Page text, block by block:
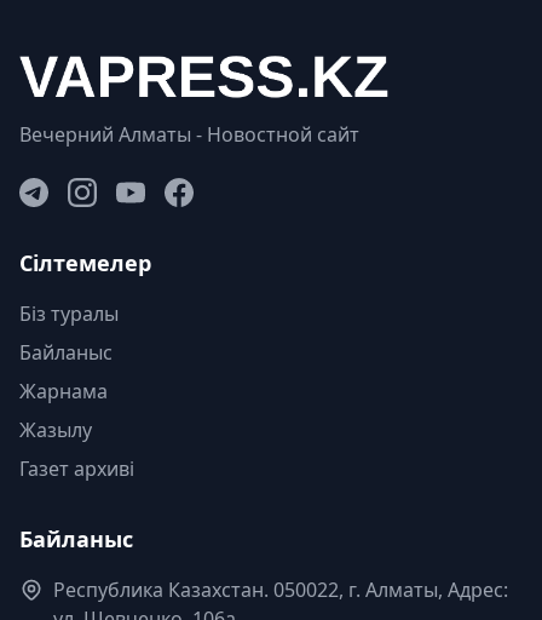
Вечерний Алматы - Новостной сайт
Сілтемелер
Біз туралы
Байланыс
Жарнама
Жазылу
Газет архиві
Байланыс
Республика Казахстан. 050022, г. Алматы, Адрес: